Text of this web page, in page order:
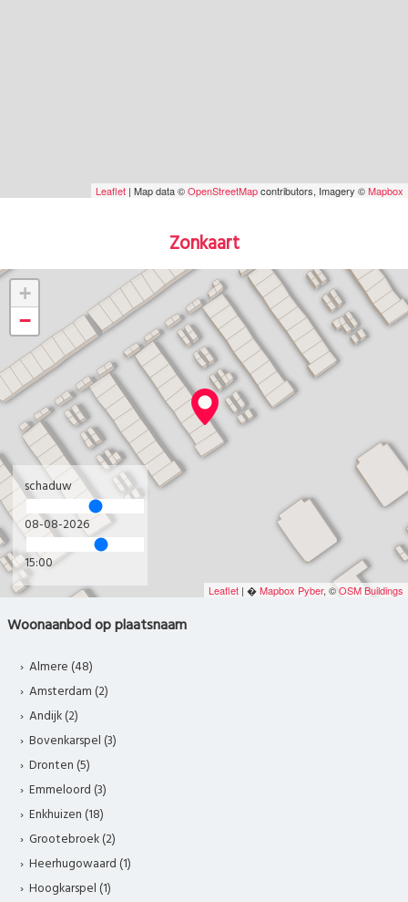
Leaflet | Map data ©OpenStreetMapcontributors, Imagery ©Mapbox
Zonkaart
+
−
Leaflet | �Mapbox Pyber, ©OSM Buildings
schaduw
08-08-2026
15:00
Woonaanbod op plaatsnaam
Almere (48)
Amsterdam (2)
Andijk (2)
Bovenkarspel (3)
Dronten (5)
Emmeloord (3)
Enkhuizen (18)
Grootebroek (2)
Heerhugowaard (1)
Hoogkarspel (1)